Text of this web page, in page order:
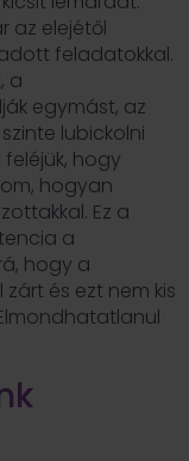
az elejétől
feladatokkal.
a
egymást, az
lubickolni
hogy
hogyan
Ez a
a
hogy a
és ezt nem kis